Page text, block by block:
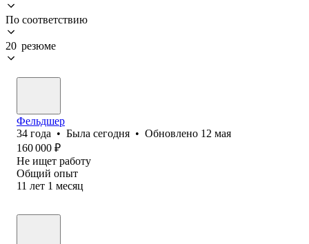
По соответствию
20 резюме
Фельдшер
34 года • Была сегодня • Обновлено 12 мая
160 000 ₽
Не ищет работу
Общий опыт
11 лет 1 месяц